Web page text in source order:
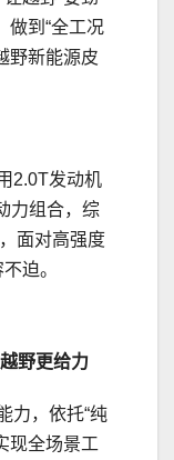
做到“全工况
野新能源皮
2.0T发动机
力组合，综
面对高强度
迫。
越野更给力
力，依托“纯
现全场景工